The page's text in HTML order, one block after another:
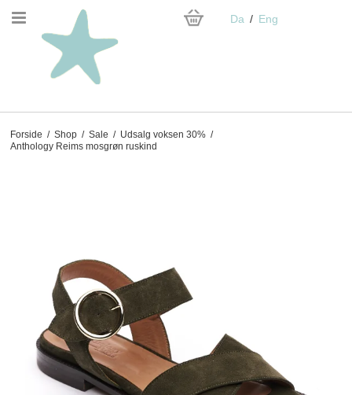
Da Eng
Forside / Shop / Sale / Udsalg voksen 30% /
Anthology Reims mosgrøn ruskind